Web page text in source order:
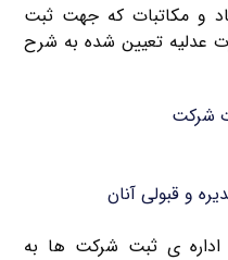
اسناد و مکاتبات که جهت ثبت
عدلیه تعیین شده به شرح
شرکت
و قبولی آنان
ی ثبت شرکت ها به